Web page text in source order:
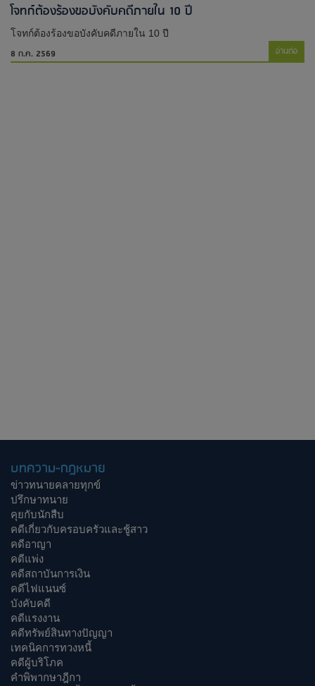
โจทก์ต้องร้องขอบังคับคดีภายใน 10 ปี
โจทก์ต้องร้องขอบังคับคดีภายใน 10 ปี
8 ก.ค. 2569 อ่านต่อ
บทความ-กฎหมาย
ข่าวทนายคลายทุกข์
ปรึกษาทนาย
คุยกับนักสืบ
คดีเกี่ยวกับครอบครัวและชู้สาว
คดีอาญา
คดีแพ่ง
คดีสถาบันการเงิน
คดีไฟแนนซ์
บังคับคดี
คดีแรงงาน
คดีทรัพย์สินทางปัญญา
เทคนิคการทวงหนี้
คดีผู้บริโภค
คำพิพากษาฎีกา